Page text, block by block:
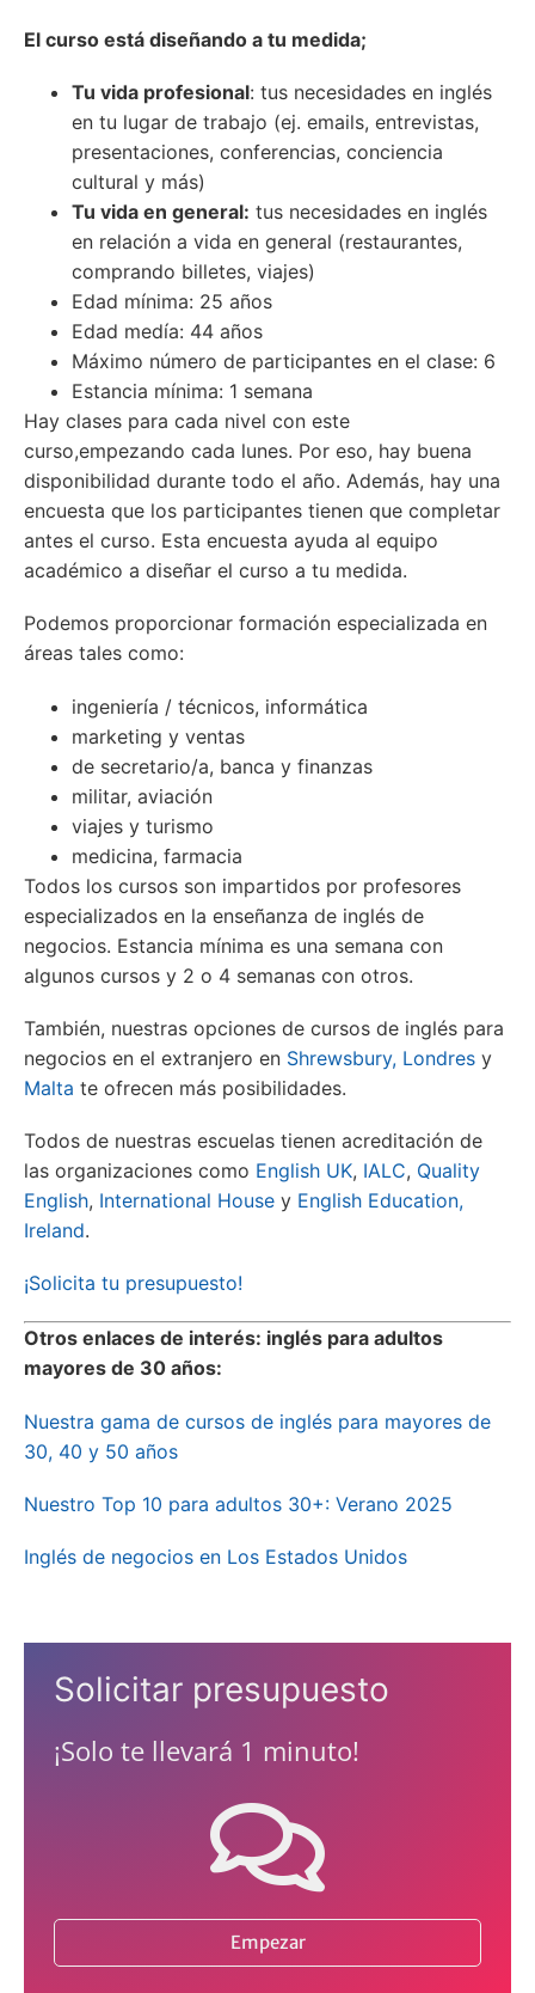
El curso está diseñando a tu medida;
Tu vida profesional: tus necesidades en inglés
en tu lugar de trabajo (ej. emails, entrevistas,
presentaciones, conferencias, conciencia
cultural y más)
Tu vida en general: tus necesidades en inglés
en relación a vida en general (restaurantes,
comprando billetes, viajes)
Edad mínima: 25 años
Edad medía: 44 años
Máximo número de participantes en el clase: 6
Estancia mínima: 1 semana
Hay clases para cada nivel con este
curso,empezando cada lunes. Por eso, hay buena
disponibilidad durante todo el año. Además, hay una
encuesta que los participantes tienen que completar
antes el curso. Esta encuesta ayuda al equipo
académico a diseñar el curso a tu medida.
Podemos proporcionar formación especializada en
áreas tales como:
ingeniería / técnicos, informática
marketing y ventas
de secretario/a, banca y finanzas
militar, aviación
viajes y turismo
medicina, farmacia
Todos los cursos son impartidos por profesores
especializados en la enseñanza de inglés de
negocios. Estancia mínima es una semana con
algunos cursos y 2 o 4 semanas con otros.
También, nuestras opciones de cursos de inglés para
negocios en el extranjero en Shrewsbury, Londres y
Malta te ofrecen más posibilidades.
Todos de nuestras escuelas tienen acreditación de
las organizaciones como English UK, IALC, Quality
English, International House y English Education,
Ireland.
¡Solicita tu presupuesto!
Otros enlaces de interés: inglés para adultos
mayores de 30 años:
Nuestra gama de cursos de inglés para mayores de
30, 40 y 50 años
Nuestro Top 10 para adultos 30+: Verano 2025
Inglés de negocios en Los Estados Unidos
Solicitar presupuesto
¡Solo te llevará 1 minuto!
Empezar